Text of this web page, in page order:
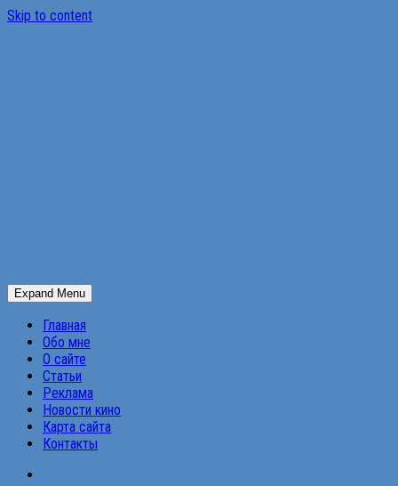
Skip to content
Expand Menu
Главная
Обо мне
О сайте
Статьи
Реклама
Новости кино
Карта сайта
Контакты